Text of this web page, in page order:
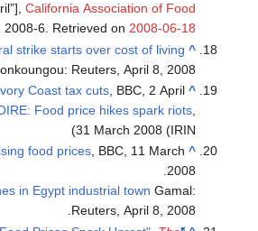
Bank Clients in Peril”],California
Banks , 2008-6. Retrieved
.
Burkina general strike starts over
Mathieu Bonkoungou: Reuters,
Riots prompt Ivory Coast tax cuts
2008.
COTE D'IVOIRE: Food price
Egyptians hit by rising food prices
Two die after clashes in Egypt industrial